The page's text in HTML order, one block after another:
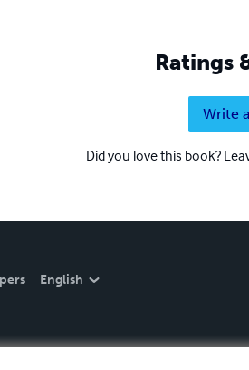
Ratings
Write
Did you love this book?
English